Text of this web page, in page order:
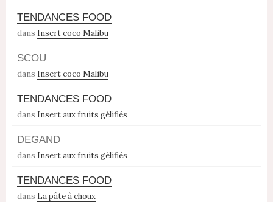
TENDANCES FOOD
dans Insert coco Malibu
SCOU
dans Insert coco Malibu
TENDANCES FOOD
dans Insert aux fruits gélifiés
DEGAND
dans Insert aux fruits gélifiés
TENDANCES FOOD
dans La pâte à choux